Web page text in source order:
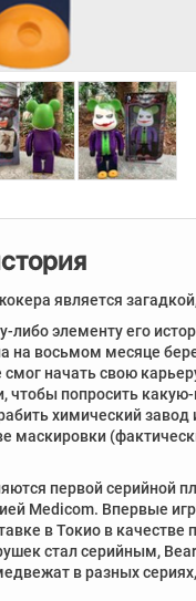
является
либо элементу его
на восьмом месяце
начать свою
чтобы попросить
химический
маскировки
первой серийной
Medicom. Впервые
в Токио в качестве
стал серийным,
в разных